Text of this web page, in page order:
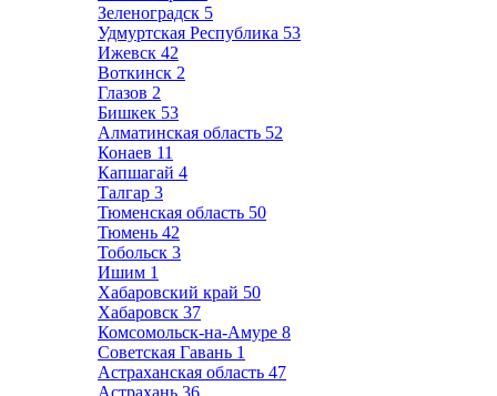
Зеленоградск 5
Удмуртская Республика 53
Ижевск 42
Воткинск 2
Глазов 2
Бишкек 53
Алматинская область 52
Конаев 11
Капшагай 4
Талгар 3
Тюменская область 50
Тюмень 42
Тобольск 3
Ишим 1
Хабаровский край 50
Хабаровск 37
Комсомольск-на-Амуре 8
Советская Гавань 1
Астраханская область 47
Астрахань 36